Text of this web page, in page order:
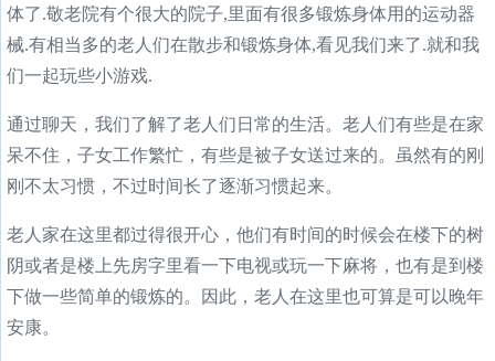
体了.敬老院有个很大的院子,里面有很多锻炼身体用的运动器
械.有相当多的老人们在散步和锻炼身体,看见我们来了.就和我
们一起玩些小游戏.
通过聊天，我们了解了老人们日常的生活。老人们有些是在家
呆不住，子女工作繁忙，有些是被子女送过来的。虽然有的刚
刚不太习惯，不过时间长了逐渐习惯起来。
老人家在这里都过得很开心，他们有时间的时候会在楼下的树
阴或者是楼上先房字里看一下电视或玩一下麻将，也有是到楼
下做一些简单的锻炼的。因此，老人在这里也可算是可以晚年
安康。